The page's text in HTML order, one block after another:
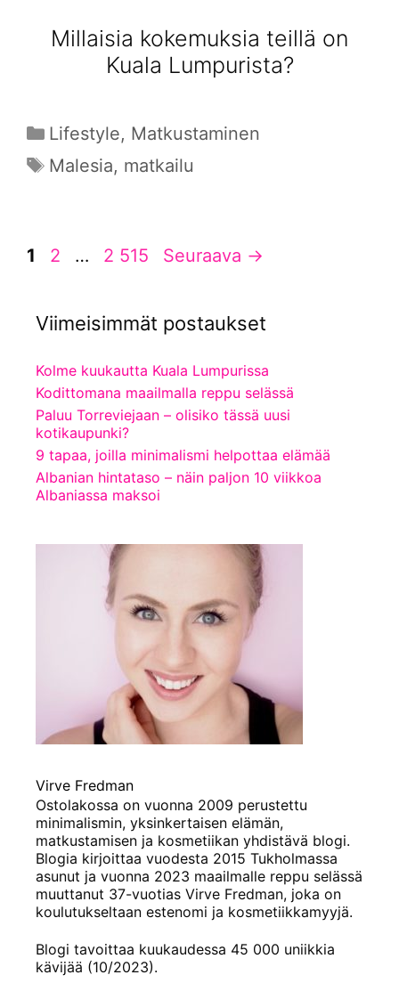
Millaisia kokemuksia teillä on
Kuala Lumpurista?
Kategoriat
Lifestyle, Matkustaminen
Avainsanat
Malesia, matkailu
Sivu
1 Sivu
2 … Sivu
2 515 Seuraava →
Viimeisimmät postaukset
Kolme kuukautta Kuala Lumpurissa
Kodittomana maailmalla reppu selässä
Paluu Torreviejaan – olisiko tässä uusi
kotikaupunki?
9 tapaa, joilla minimalismi helpottaa elämää
Albanian hintataso – näin paljon 10 viikkoa
Albaniassa maksoi
Virve Fredman
Ostolakossa on vuonna 2009 perustettu
minimalismin, yksinkertaisen elämän,
matkustamisen ja kosmetiikan yhdistävä blogi.
Blogia kirjoittaa vuodesta 2015 Tukholmassa
asunut ja vuonna 2023 maailmalle reppu selässä
muuttanut 37-vuotias Virve Fredman, joka on
koulutukseltaan estenomi ja kosmetiikkamyyjä.
Blogi tavoittaa kuukaudessa 45 000 uniikkia
kävijää (10/2023).